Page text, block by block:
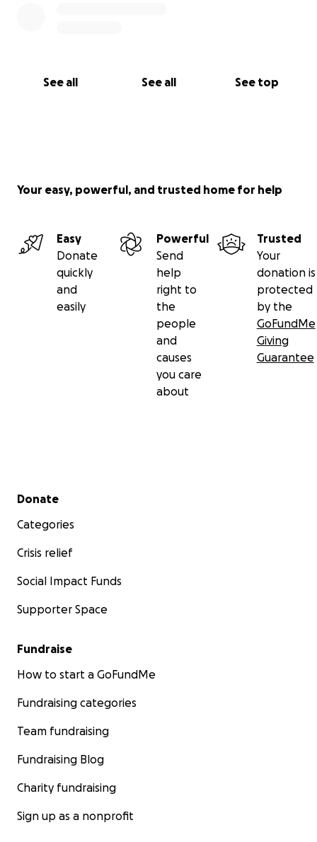
See all See all See top
Your easy, powerful, and trusted home for help
Easy
Donate
quickly
and
easily
Powerful
Send
help
right to
the
people
and
causes
you care
about
Trusted
Your
donation is
protected
by the
GoFundMe
Giving
Guarantee
Secondary menu
Donate
Categories
Crisis relief
Social Impact Funds
Supporter Space
Fundraise
How to start a GoFundMe
Fundraising categories
Team fundraising
Fundraising Blog
Charity fundraising
Sign up as a nonprofit